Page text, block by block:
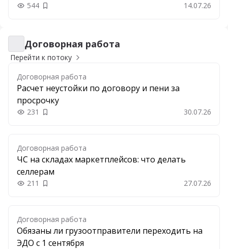
544 Добавить в закладки 14.07.26
Договорная работа
Договорная работа
Перейти к потоку
Договорная работа
Расчет неустойки по договору и пени за
просрочку
231 Добавить в закладки 30.07.26
Договорная работа
ЧС на складах маркетплейсов: что делать
селлерам
211 Добавить в закладки 27.07.26
Договорная работа
Обязаны ли грузоотправители переходить на
ЭДО с 1 сентября